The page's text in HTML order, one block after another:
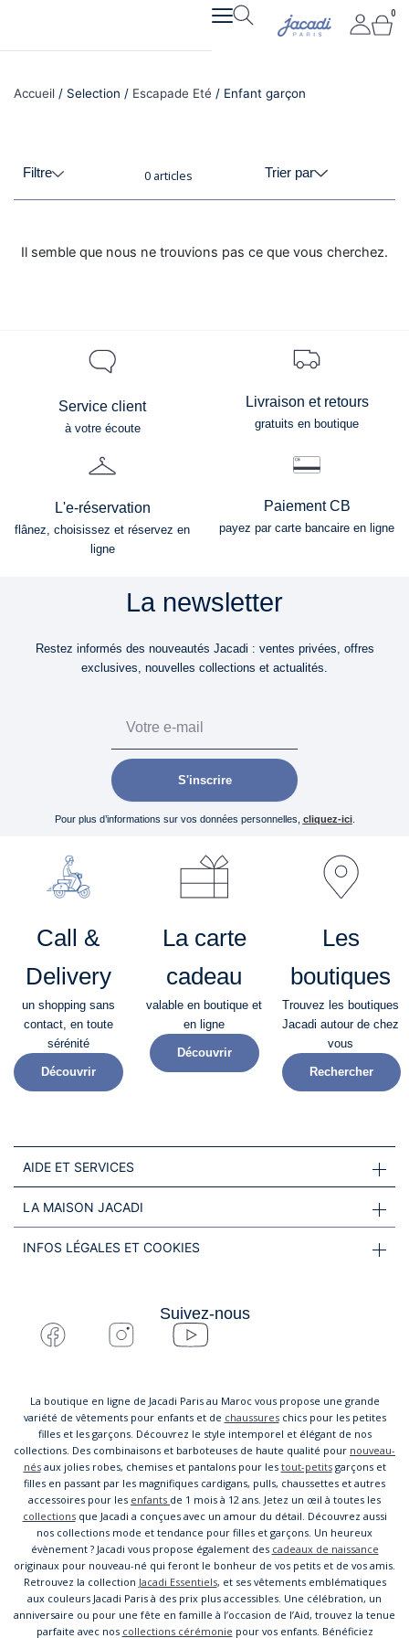
contenu
0
Accueil/ Selection / Escapade Eté / Enfant garçon
Filtre 0 articles Trier par
Il semble que nous ne trouvions pas ce que vous cherchez.
Service client
à votre écoute
Livraison et retours
gratuits en boutique
L'e-réservation
flânez, choisissez et réservez en
ligne
Paiement CB
payez par carte bancaire en ligne
La newsletter
Restez informés des nouveautés Jacadi : ventes privées, offres
exclusives, nouvelles collections et actualités.
S'inscrire
Pour plus d’informations sur vos données personnelles, cliquez-ici.
Call &
Delivery
un shopping sans
contact, en toute
sérénité​
Découvrir
La carte
cadeau
valable en boutique et
en ligne
Découvrir
Les
boutiques
Trouvez les boutiques
Jacadi autour de chez
vous
Rechercher
AIDE ET SERVICES
LA MAISON JACADI
INFOS LÉGALES ET COOKIES
Suivez-nous
La boutique en ligne de Jacadi Paris au Maroc vous propose une grande
variété de vêtements pour enfants et de chaussureschics pour les petites
filles et les garçons. Découvrez le style intemporel et élégant de nos
collections. Des combinaisons et barboteuses de haute qualité pour nouveau-
nésaux jolies robes, chemises et pantalons pour les tout-petitsgarçons et
filles en passant par les magnifiques cardigans, pulls, chaussettes et autres
accessoires pour les enfants de 1 mois à 12 ans. Jetez un œil à toutes les
collectionsque Jacadi a conçues avec un amour du détail. Découvrez aussi
nos collections mode et tendance pour filles et garçons. Un heureux
évènement ? Jacadi vous propose également des cadeaux de naissance
originaux pour nouveau-né qui feront le bonheur de vos petits et de vos amis.
Retrouvez la collection Jacadi Essentiels, et ses vêtements emblématiques
aux couleurs Jacadi Paris à des prix plus accessibles. Une célébration, un
anniversaire ou pour une fête en famille à l’occasion de l’Aid, trouvez la tenue
parfaite avec nos collections cérémonie pour vos enfants. Bénéficiez